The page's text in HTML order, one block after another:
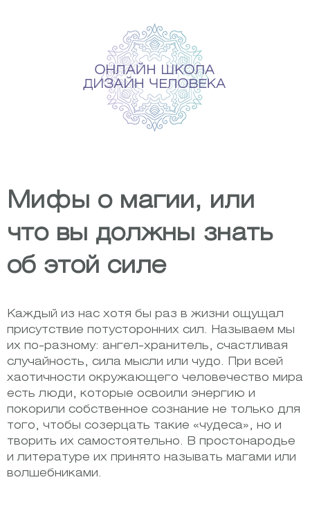
Мифы о магии, или
что вы должны знать
об этой силе
Каждый из нас хотя бы раз в жизни ощущал
присутствие потусторонних сил. Называем мы
их по-разному: ангел-хранитель, счастливая
случайность, сила мысли или чудо. При всей
хаотичности окружающего человечество мира
есть люди, которые освоили энергию и
покорили собственное сознание не только для
того, чтобы созерцать такие «чудеса», но и
творить их самостоятельно. В простонародье
и литературе их принято называть магами или
волшебниками.